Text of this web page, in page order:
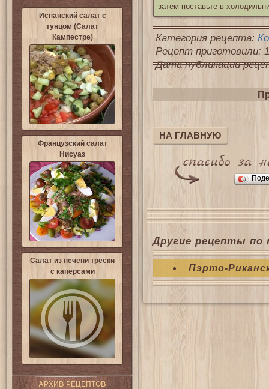
Испанский салат с
тунцом (Салат
Кампестре)
Французский салат
Нисуаз
Салат из печени трески
с каперсами
АРХИВ РЕЦЕПТОВ
затем поставьте в
Категория рецепта:
Рецепт приготовили:
Дата публикации
НА ГЛАВНУЮ
Другие рецепты по
Пэрто-